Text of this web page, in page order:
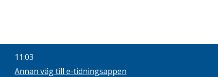
11:03
Annan väg till e-tidningsappen